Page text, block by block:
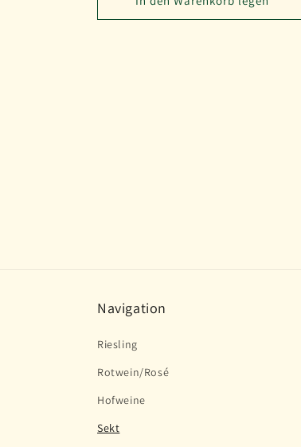
Navigation
Riesling
Rotwein/Rosé
Hofweine
Sekt